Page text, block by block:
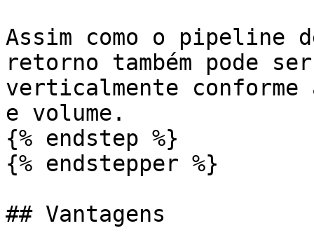
Assim como o pipeline
retorno também pode
verticalmente conforme
e volume.
{% endstep %}
{% endstepper %}
## Vantagens